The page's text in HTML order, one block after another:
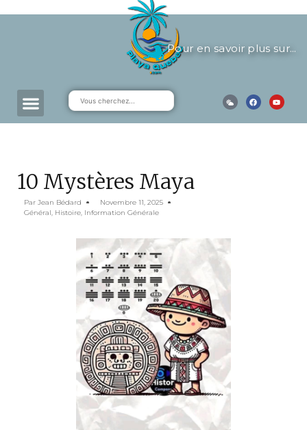
Pour en savoir plus sur...
10 Mystères Maya
Par Jean Bédard
Novembre 11, 2025
Général, Histoire, Information Générale